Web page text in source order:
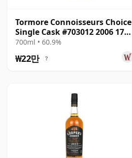
Tormore Connoisseurs Choice
Single Cask #703012 2006 17년
산
700ml • 60.9%
₩22만 ?